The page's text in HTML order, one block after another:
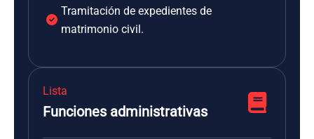
Tramitación de expedientes de
matrimonio civil.
Lista
Funciones administrativas